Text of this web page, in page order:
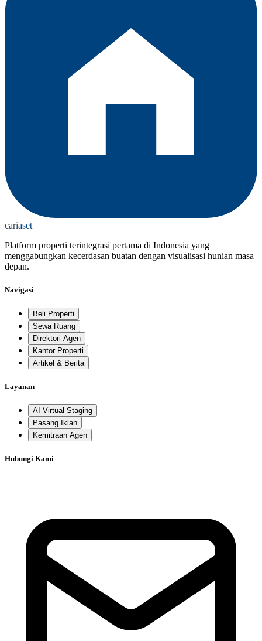
cariaset
Platform properti terintegrasi pertama di Indonesia yang
menggabungkan kecerdasan buatan dengan visualisasi hunian masa
depan.
Navigasi
Beli Properti
Sewa Ruang
Direktori Agen
Kantor Properti
Artikel & Berita
Layanan
AI Virtual Staging
Pasang Iklan
Kemitraan Agen
Hubungi Kami